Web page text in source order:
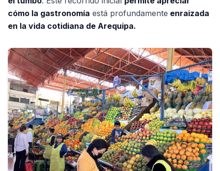
cómo la gastronomía está profundamente enraizada
en la vida cotidiana de Arequipa.